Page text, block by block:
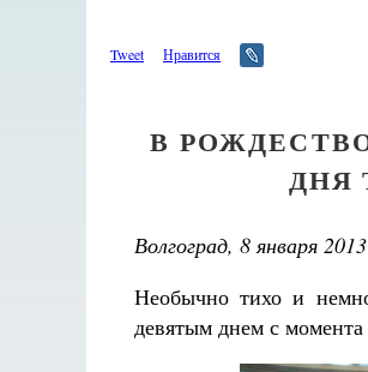
Tweet Нравится
В
ДНЯ
Волгоград, 8 января
Необычно тихо и
девятым днем с